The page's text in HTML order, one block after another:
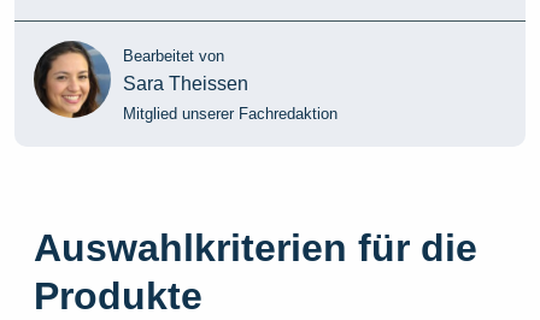
Bearbeitet von
Sara Theissen
Mitglied unserer Fachredaktion
Auswahlkriterien für die
Produkte